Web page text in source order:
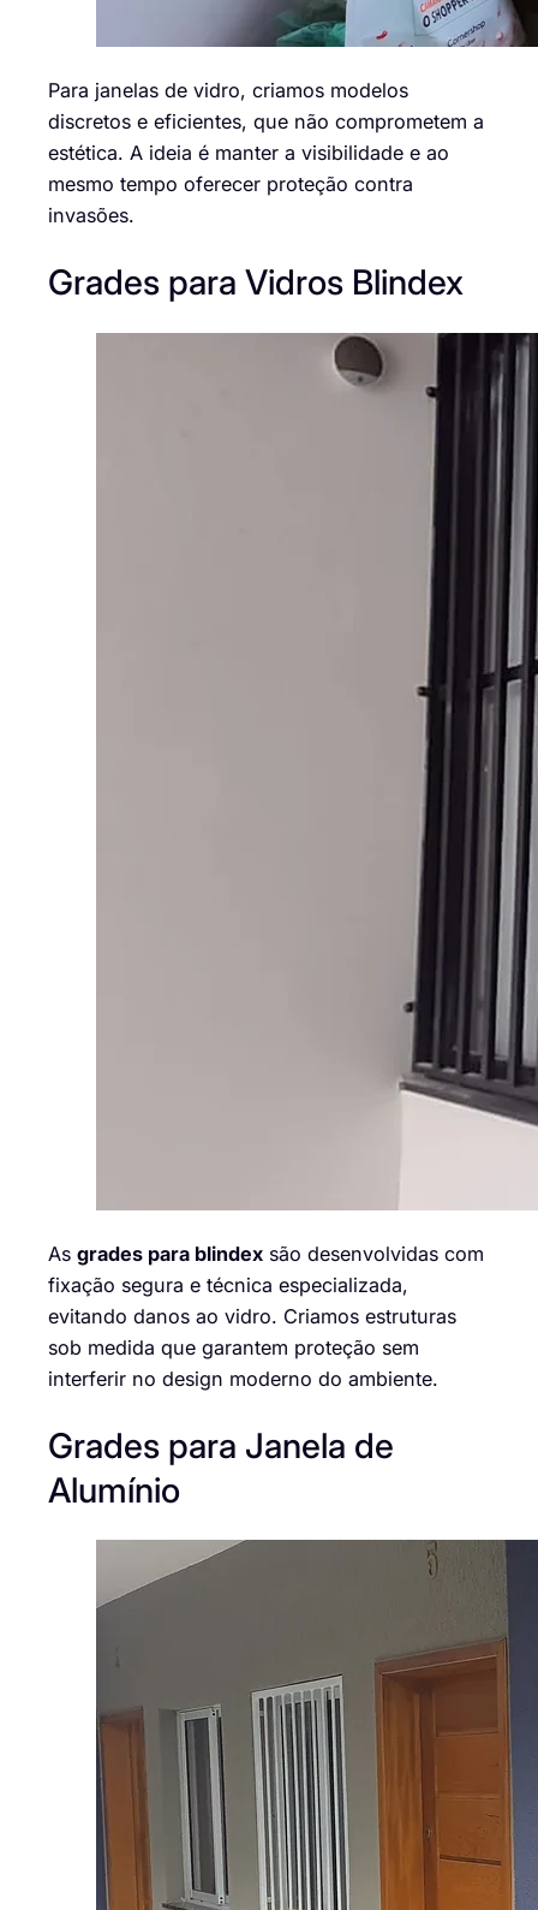
Para janelas de vidro, criamos modelos
discretos e eficientes, que não comprometem a
estética. A ideia é manter a visibilidade e ao
mesmo tempo oferecer proteção contra
invasões.
Grades para Vidros Blindex
As grades para blindex são desenvolvidas com
fixação segura e técnica especializada,
evitando danos ao vidro. Criamos estruturas
sob medida que garantem proteção sem
interferir no design moderno do ambiente.
Grades para Janela de
Alumínio